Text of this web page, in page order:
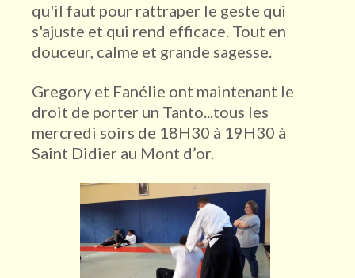
qu'il faut pour rattraper le geste qui
s'ajuste et qui rend efficace. Tout en
douceur, calme et grande sagesse.
Gregory et Fanélie ont maintenant le
droit de porter un Tanto...tous les
mercredi soirs de 18H30 à 19H30 à
Saint Didier au Mont d’or.